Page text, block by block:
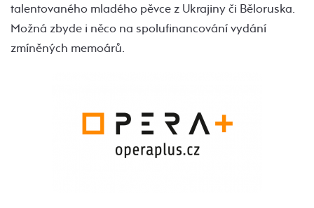
talentovaného mladého pěvce z Ukrajiny či Běloruska.
Možná zbyde i něco na spolufinancování vydání
zmíněných memoárů.